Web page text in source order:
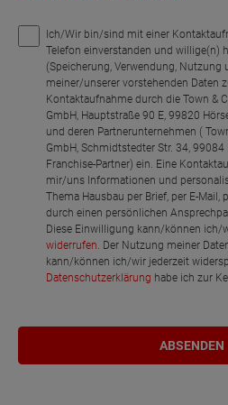
Ich/Wir bin/sind mit einer
Telefon einverstanden und willige(n)
(Speicherung, Verwendung, Nutzung
meiner/unserer vorstehenden Daten
Kontaktaufnahme durch die Town &
GmbH, Hauptstraße 90 E, 99820
und deren Partnerunternehmen (
GmbH, Schmidtstedter Str. 34,
Franchise-Partner) ein. Eine
mir/uns Informationen und
Thema Hausbau per Brief, per E-Mail,
durch einen persönlichen
Diese Einwilligung kann/können ich/
widerrufen . Der Nutzung meiner
kann/können ich/wir jederzeit
Datenschutzerklärung habe ich zur